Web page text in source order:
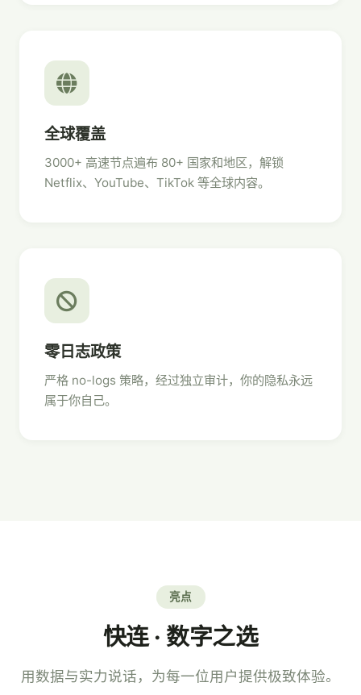
全球覆盖
3000+ 高速节点遍布 80+ 国家和地区，解锁
Netflix、YouTube、TikTok 等全球内容。
零日志政策
严格 no-logs 策略，经过独立审计，你的隐私永远
属于你自己。
亮点
快连 · 数字之选
用数据与实力说话，为每一位用户提供极致体验。